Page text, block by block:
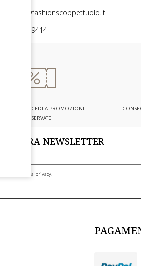
ordini@fashionscoppettuolo.it
0825449414
ED ACCEDI A PROMOZIONI
RISERVATE
NEWSLETTER
sulla privacy.